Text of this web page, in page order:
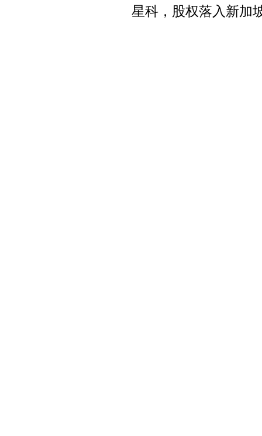
星科，股权落入新加